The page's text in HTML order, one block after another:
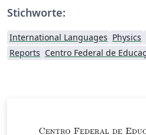
Stichworte:
International Languages Physics
Reports